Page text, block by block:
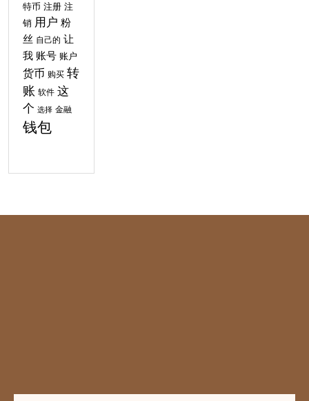
特币 注册 注
销 用户 粉
丝 自己的 让
我 账号 账户
货币 购买 转
账 软件 这
个 选择 金融
钱包